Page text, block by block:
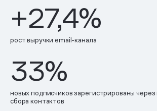
+27,4%
рост выручки email-канала
33%
новых подписчиков зарегистрированы
сбора контактов